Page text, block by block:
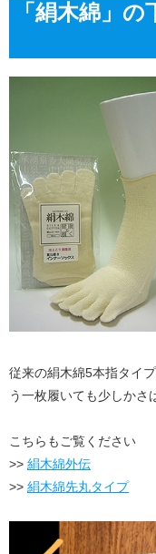
「絹木綿」
従来の絹木綿5本指タイ
う一枚履いても少しかさ
こちらもご覧ください
>> 絹木綿外伝
>> 絹木綿先丸タイプ